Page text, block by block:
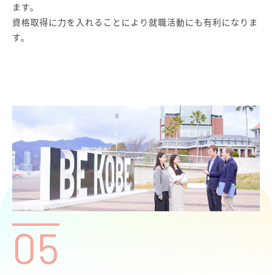
ます。
資格取得に力を入れることにより就職活動にも有利になりま
す。
05